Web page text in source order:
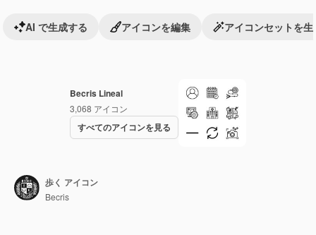
Becris Lineal
3,068 アイコン
すべてのアイコンを見る
AI で生成する アイコンを編集 アイコンセットを生
歩く アイコン
Becris